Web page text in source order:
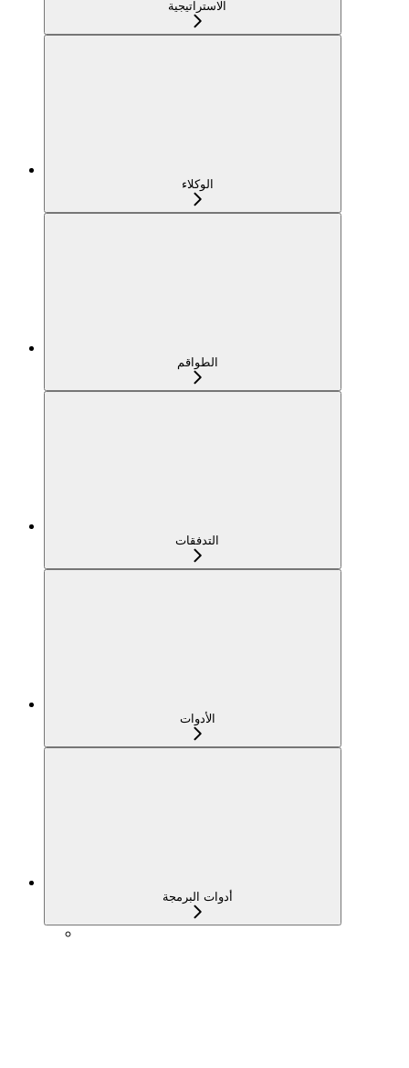
الاستراتيجية
الوكلاء
الطواقم
التدفقات
الأدوات
أدوات البرمجة